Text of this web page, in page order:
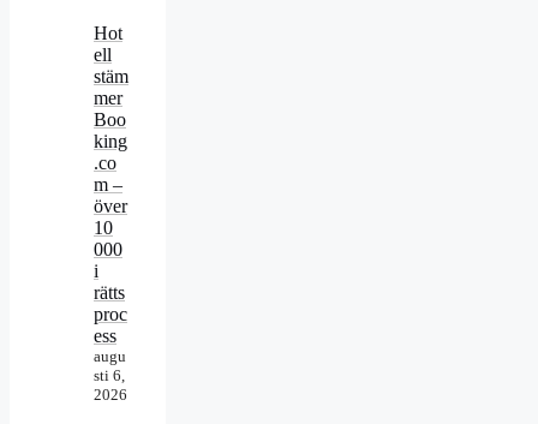
Hot
ell
stäm
mer
Boo
king
.co
m –
över
10
000
i
rätts
proc
ess
augu
sti 6,
2026